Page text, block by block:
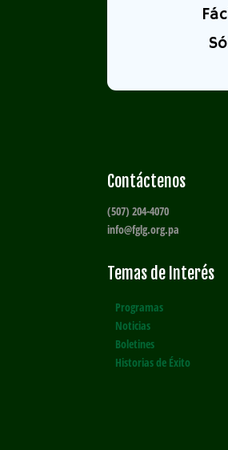
Contáctenos
(507) 204-4070
info@fglg.org.pa
Temas de Interés
Programas
Noticias
Boletines
Historias de Éxito